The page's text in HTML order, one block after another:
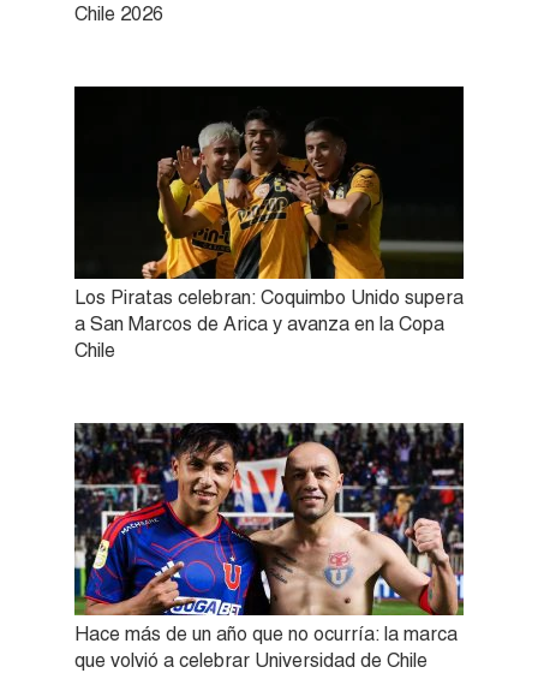
Chile 2026
Los Piratas celebran: Coquimbo Unido supera
a San Marcos de Arica y avanza en la Copa
Chile
Hace más de un año que no ocurría: la marca
que volvió a celebrar Universidad de Chile